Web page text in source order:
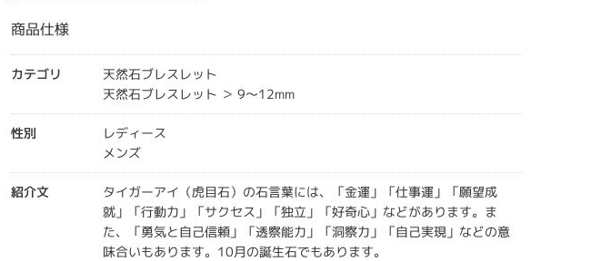
商品仕様
カテゴリ
天然石ブレスレット
天然石ブレスレット ＞ 9～12mm
性別
レディース
メンズ
紹介文
タイガーアイ（虎目石）の石言葉には、「金運」「仕事運」「願望成
就」「行動力」「サクセス」「独立」「好奇心」などがあります。ま
た、「勇気と自己信頼」「透察能力」「洞察力」「自己実現」などの意
味合いもあります。 10月の誕生石でもあります。